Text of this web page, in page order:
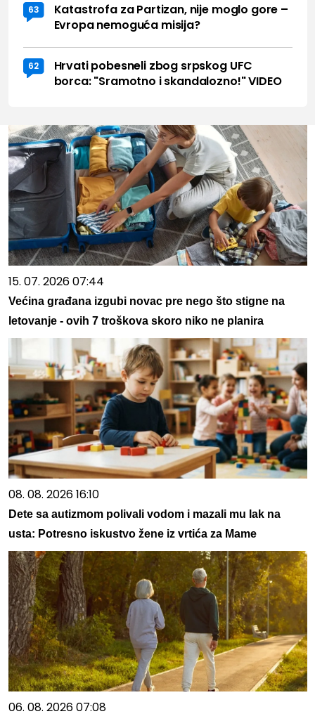
63
Katastrofa za Partizan, nije moglo gore –
Evropa nemoguća misija?
62
Hrvati pobesneli zbog srpskog UFC
borca: "Sramotno i skandalozno!" VIDEO
15. 07. 2026 07:44
Većina građana izgubi novac pre nego što stigne na
letovanje - ovih 7 troškova skoro niko ne planira
08. 08. 2026 16:10
Dete sa autizmom polivali vodom i mazali mu lak na
usta: Potresno iskustvo žene iz vrtića za Mame
06. 08. 2026 07:08